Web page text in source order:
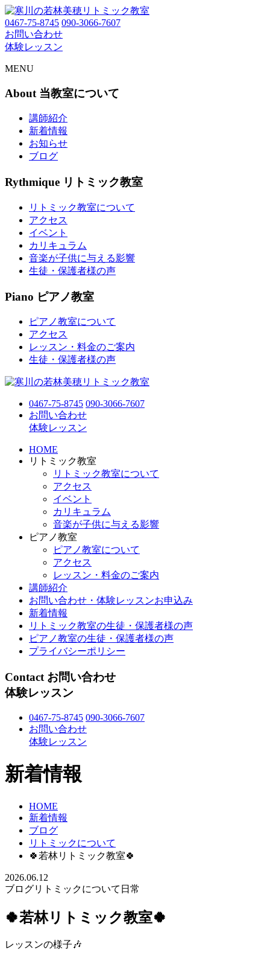
0467-75-8745 090-3066-7607
お問い合わせ
体験レッスン
MENU
About 当教室について
講師紹介
新着情報
お知らせ
ブログ
Rythmique リトミック教室
リトミック教室について
アクセス
イベント
カリキュラム
音楽が子供に与える影響
生徒・保護者様の声
Piano ピアノ教室
ピアノ教室について
アクセス
レッスン・料金のご案内
生徒・保護者様の声
0467-75-8745 090-3066-7607
お問い合わせ
体験レッスン
HOME
リトミック教室
リトミック教室について
アクセス
イベント
カリキュラム
音楽が子供に与える影響
ピアノ教室
ピアノ教室について
アクセス
レッスン・料金のご案内
講師紹介
お問い合わせ・体験レッスンお申込み
新着情報
リトミック教室の生徒・保護者様の声
ピアノ教室の生徒・保護者様の声
プライバシーポリシー
Contact お問い合わせ
体験レッスン
0467-75-8745 090-3066-7607
お問い合わせ
体験レッスン
新着情報
HOME
新着情報
ブログ
リトミックについて
🍀若林リトミック教室🍀
2026.06.12
ブログリトミックについて 日常
🍀若林リトミック教室🍀
レッスンの様子🎶